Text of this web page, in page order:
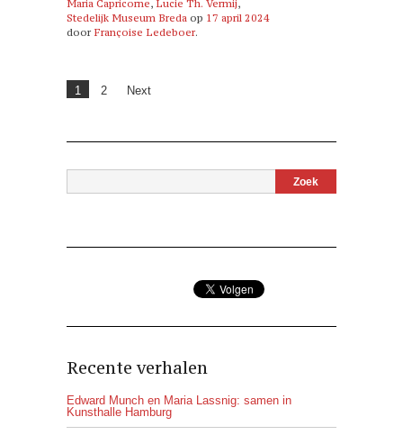
Maria Capricorne, Lucie Th. Vermij,
Stedelijk Museum Breda op 17 april 2024
door Françoise Ledeboer.
1 2 Next
Recente verhalen
Edward Munch en Maria Lassnig: samen in
Kunsthalle Hamburg